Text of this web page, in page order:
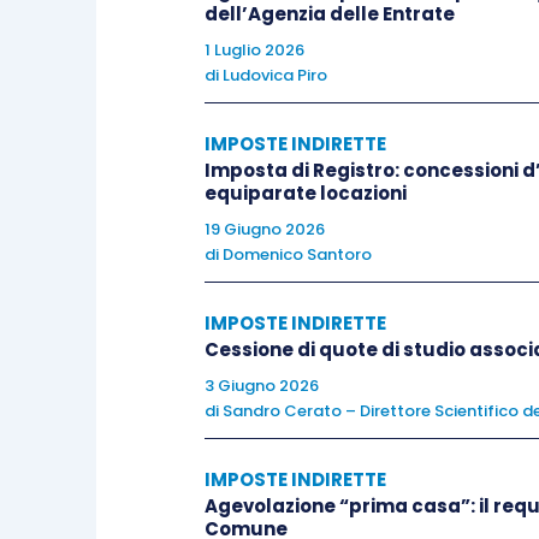
Questo passaggio potrebbe portare
necessaria una stretta
un’azienda. È necessaria la
dei terreni, nonché l’esercizio
In realtà così non è.
Il riscontro può essere ricercato nella
qualesi ammette che il titolare di
dei terreni e dell’azienda
esempio, al conduttore dei terreni
facoltà del titolare di diritti reali
sotto la propria responsabilità, le
ulteriori autocertificazioni in tal
dell’Agenzia delle Entrate
1 Luglio 2026
di Ludovica Piro
IMPOSTE INDIRETTE
Imposta di Registro: concessioni
equiparate locazioni
19 Giugno 2026
di Domenico Santoro
IMPOSTE INDIRETTE
Cessione di quote di studio
3 Giugno 2026
di Sandro Cerato – Direttore Scientifico
IMPOSTE INDIRETTE
Agevolazione “prima casa”: il
Comune